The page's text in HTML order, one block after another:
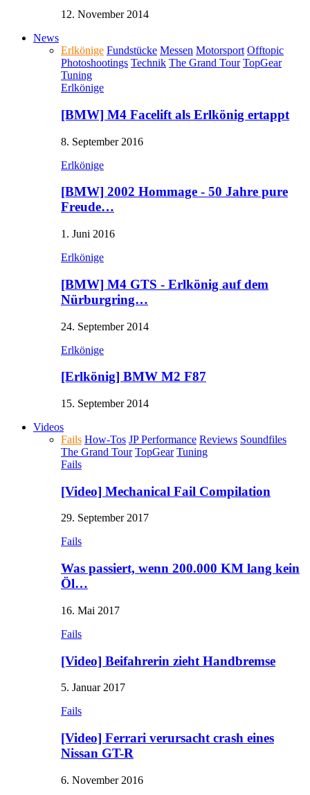
12. November 2014
News
Erlkönige Fundstücke Messen Motorsport Offtopic
Photoshootings Technik The Grand Tour TopGear
Tuning
Erlkönige
[BMW] M4 Facelift als Erlkönig ertappt
8. September 2016
Erlkönige
[BMW] 2002 Hommage - 50 Jahre pure
Freude…
1. Juni 2016
Erlkönige
[BMW] M4 GTS - Erlkönig auf dem
Nürburgring…
24. September 2014
Erlkönige
[Erlkönig] BMW M2 F87
15. September 2014
Videos
Fails How-Tos JP Performance Reviews Soundfiles
The Grand Tour TopGear Tuning
Fails
[Video] Mechanical Fail Compilation
29. September 2017
Fails
Was passiert, wenn 200.000 KM lang kein
Öl…
16. Mai 2017
Fails
[Video] Beifahrerin zieht Handbremse
5. Januar 2017
Fails
[Video] Ferrari verursacht crash eines
Nissan GT-R
6. November 2016